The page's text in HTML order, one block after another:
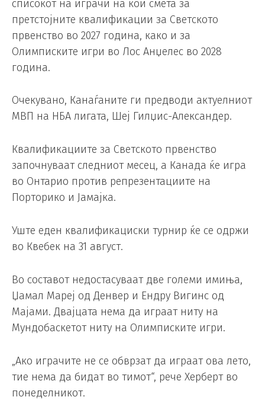
списокот на играчи на кои смета за
претстојните квалификации за Светското
првенство во 2027 година, како и за
Олимписките игри во Лос Анџелес во 2028
година.
Очекувано, Канаѓаните ги предводи актуелниот
МВП на НБА лигата, Шеј Гилџис-Александер.
Квалификациите за Светското првенство
започнуваат следниот месец, а Канада ќе игра
во Онтарио против репрезентациите на
Порторико и Јамајка.
Уште еден квалификациски турнир ќе се одржи
во Квебек на 31 август.
Во составот недостасуваат две големи имиња,
Џамал ​​Мареј од Денвер и Ендру Вигинс од
Мајами. Двајцата нема да играат ниту на
Мундобаскетот ниту на Олимписките игри.
„Ако играчите не се обврзат да играат ова лето,
тие нема да бидат во тимот“, рече Херберт во
понеделникот.